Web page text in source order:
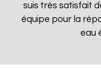
suis très satisfait
équipe pour la
eau